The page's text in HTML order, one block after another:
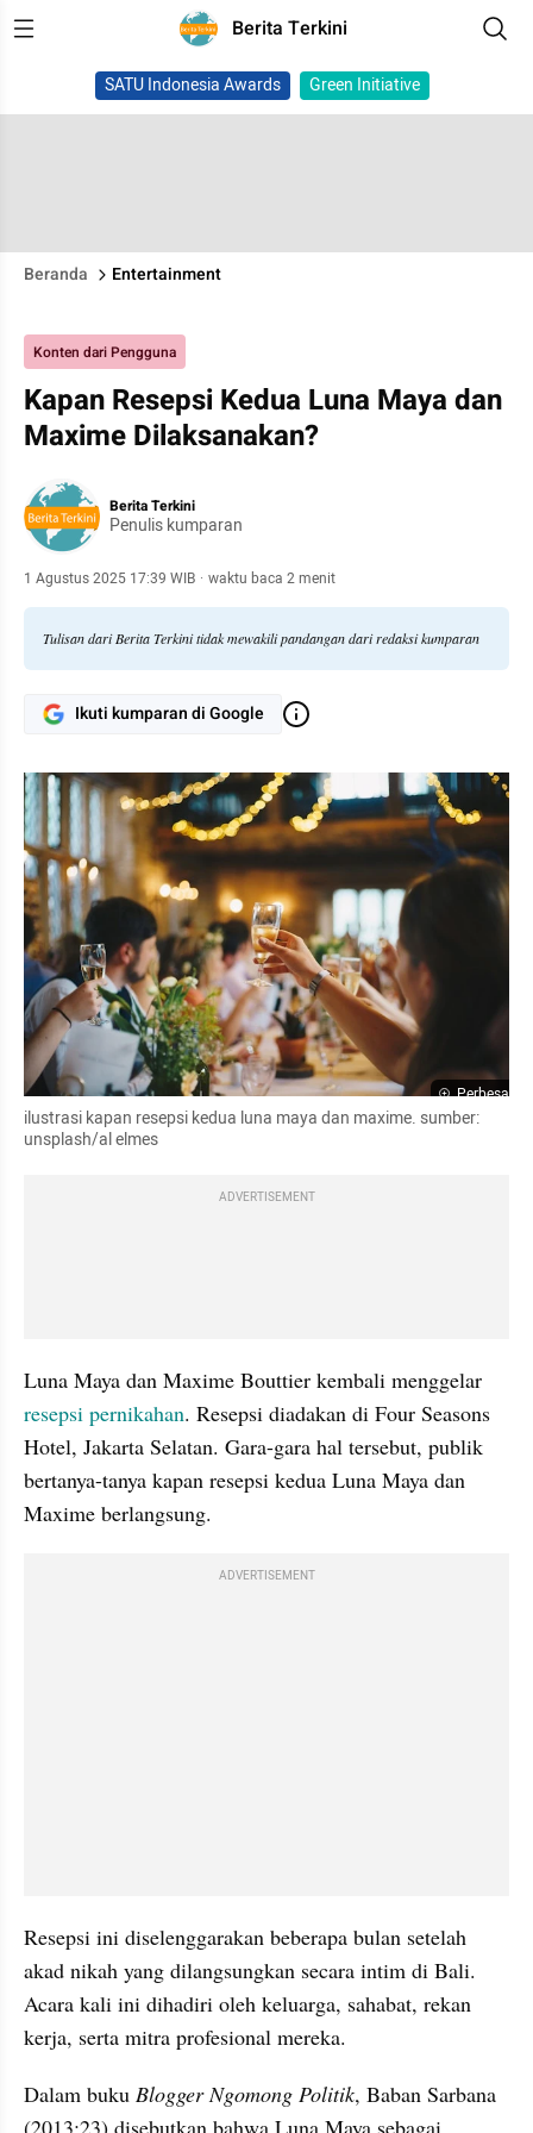
Berita Terkini
SATU Indonesia Awards Green Initiative
Beranda Entertainment
Konten dari Pengguna
Kapan Resepsi Kedua Luna Maya dan
Maxime Dilaksanakan?
Berita Terkini
Penulis kumparan
1 Agustus 2025 17:39 WIB · waktu baca 2 menit
Tulisan dari Berita Terkini tidak mewakili pandangan dari redaksi kumparan
Ikuti kumparan di Google
Perbesar
ilustrasi kapan resepsi kedua luna maya dan maxime. sumber:
unsplash/al elmes
ADVERTISEMENT
resepsi pernikahan. Resepsi diadakan di Four Seasons
Hotel, Jakarta Selatan. Gara-gara hal tersebut, publik
bertanya-tanya kapan resepsi kedua Luna Maya dan
Maxime berlangsung.
ADVERTISEMENT
Resepsi ini diselenggarakan beberapa bulan setelah
akad nikah yang dilangsungkan secara intim di Bali.
Acara kali ini dihadiri oleh keluarga, sahabat, rekan
kerja, serta mitra profesional mereka.
Dalam buku Blogger Ngomong Politik, Baban Sarbana